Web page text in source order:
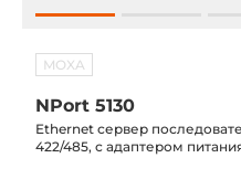
MOXA
NPort 5130
Ethernet сервер
422/485, с адаптером